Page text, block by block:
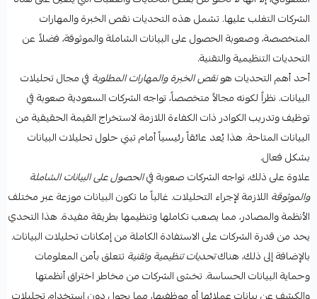
الشركات التغلب عليها. تشمل هذه التحديات نقص الخبرة والمهارات
المتخصصة، وصعوبة الحصول على البيانات الشاملة والموثوقة، فضلاً عن
التحديات التنظيمية والتقنية.
أحد أهم التحديات هونقص الخبرة والمهارات المطلوبة في مجال تحليلات
البيانات. نظراً لكونه مجالاً متخصصاً، تواجه الشركات السعودية صعوبة في
توظيف وتدريب الكوادر ذات الكفاءة اللازمة لاستخراج القيمة الحقيقية من
البيانات المتاحة. هذا يُعد عائقاً رئيسياً أمام تبني حلول تحليلات البيانات
بشكل فعال.
علاوة على ذلك، تواجه الشركات صعوبة فيالحصول على البيانات الشاملة
والموثوقة اللازمة لإجراء التحليلات. غالباً ما تكون البيانات موزعة عبر مختلف
الأنظمة والمصادر، مما يصعب تكاملها وتنظيمها بطريقة مفيدة. هذا التحدي
يحد من قدرة الشركات على الاستفادة الكاملة من إمكانات تحليلات البيانات.
بالإضافة إلى ذلك، هناكتحديات تنظيمية وتقنيةتتعلق بأمن المعلومات
وحماية البيانات الحساسة. تخشى الشركات من مخاطر اختراق أنظمتها
والكشف عن بيانات عملائها أو موظفيها، مما يحول دون استخدام تحليلات